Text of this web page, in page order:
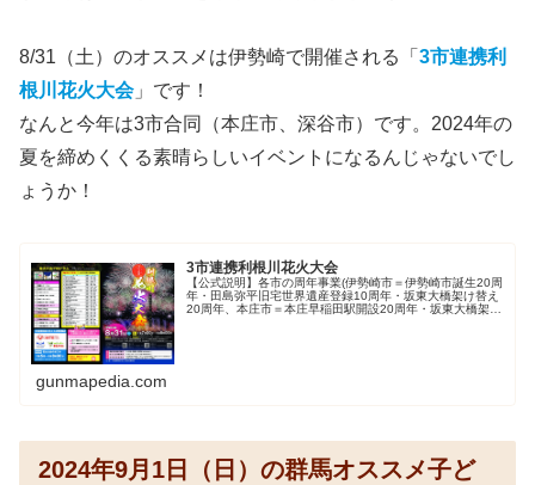
8/31（土）のオススメは伊勢崎で開催される「 3市連携利
根川花火大会」です！
なんと今年は3市合同（本庄市、深谷市）です。2024年の
夏を締めくくる素晴らしいイベントになるんじゃないでし
ょうか！
3市連携利根川花火大会
【公式説明】各市の周年事業(伊勢崎市＝伊勢崎市誕生20周
年・田島弥平旧宅世界遺産登録10周年・坂東大橋架け替え
20周年、本庄市＝本庄早稲田駅開設20周年・坂東大橋架け
gunmapedia.com
2024年9月1日（日）の群馬オススメ子ど